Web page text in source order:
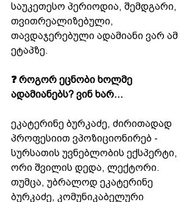
საუკეთესო პერიოდია, შემდგარი,
თვითრეალიზებული,
თავდაჯერებული ადამიანი ვარ ამ
ეტაპზე.
❓ როგორ ეცნობი ხოლმე
ადამიანებს? ვინ ხარ...
ეკატერინე ბურკაძე, ძირითადად
პროფესიით ვპოზიციონირებ -
სურსათის უვნებლობის ექსპერტი,
ორი შვილის დედა, ლექტორი.
თუმცა, უბრალოდ ეკატერინე
ბურკაძე, კომუნიკაბელური